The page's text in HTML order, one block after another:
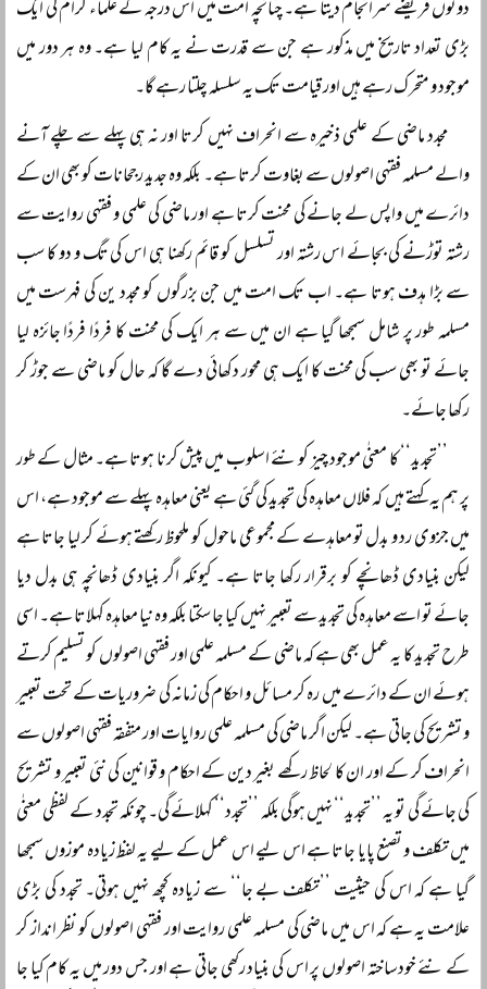
دونوں فریضے سرانجام دیتا ہے۔ چنانچہ امت میں اس درجہ کے علماء کرام کی ایک
بڑی تعداد تاریخ میں مذکور ہے جن سے قدرت نے یہ کام لیا ہے۔ وہ ہر دور میں
موجود و متحرک رہے ہیں اور قیامت تک یہ سلسلہ چلتا رہے گا۔
مجدد ماضی کے علمی ذخیرہ سے انحراف نہیں کرتا اور نہ ہی پہلے سے چلے آنے
والے مسلمہ فقہی اصولوں سے بغاوت کرتا ہے۔ بلکہ وہ جدید رجحانات کو بھی ان کے
دائرے میں واپس لے جانے کی محنت کرتا ہے اور ماضی کی علمی و فقہی روایت سے
رشتہ توڑنے کی بجائے اس رشتہ اور تسلسل کو قائم رکھنا ہی اس کی تگ و دو کا سب
سے بڑا ہدف ہوتا ہے۔ اب تک امت میں جن بزرگوں کو مجدد ین کی فہرست میں
مسلمہ طور پر شامل سمجھا گیا ہے ان میں سے ہر ایک کی محنت کا فردًا فردًا جائزہ لیا
جائے تو بھی سب کی محنت کا ایک ہی محور دکھائی دے گا کہ حال کو ماضی سے جوڑ کر
رکھا جائے۔
’’تجدید‘‘ کا معنٰی موجود چیز کو نئے اسلوب میں پیش کرنا ہوتا ہے۔ مثال کے طور
پر ہم یہ کہتے ہیں کہ فلاں معاہدہ کی تجدید کی گئی ہے یعنی معاہدہ پہلے سے موجود ہے، اس
میں جزوی رد و بدل تو معاہدے کے مجموعی ماحول کو ملحوظ رکھتے ہوئے کر لیا جاتا ہے
لیکن بنیادی ڈھانچے کو برقرار رکھا جاتا ہے۔ کیونکہ اگر بنیادی ڈھانچہ ہی بدل دیا
جائے تو اسے معاہدہ کی تجدید سے تعبیر نہیں کیا جا سکتا بلکہ وہ نیا معاہدہ کہلاتا ہے۔ اسی
طرح تجدید کا یہ عمل بھی ہے کہ ماضی کے مسلمہ علمی اور فقہی اصولوں کو تسلیم کرتے
ہوئے ان کے دائرے میں رہ کر مسائل و احکام کی زمانہ کی ضروریات کے تحت تعبیر
و تشریح کی جاتی ہے۔ لیکن اگر ماضی کی مسلمہ علمی روایات اور متفقہ فقہی اصولوں سے
انحراف کر کے اور ان کا لحاظ رکھے بغیر دین کے احکام و قوانین کی نئی تعبیر و تشریح
کی جائے گی تو یہ ’’تجدید‘‘ نہیں ہوگی بلکہ ’’تجدد‘‘ کہلائے گی۔ چونکہ تجدد کے لفظی معنٰی
میں تکلف و تصنع پایا جاتا ہے اس لیے اس عمل کے لیے یہ لفظ زیادہ موزوں سمجھا
گیا ہے کہ اس کی حیثیت ’’تکلف بے جا‘‘ سے زیادہ کچھ نہیں ہوتی۔ تجدد کی بڑی
علامت یہ ہے کہ اس میں ماضی کی مسلمہ علمی روایت اور فقہی اصولوں کو نظر انداز کر
کے نئے خودساختہ اصولوں پر اس کی بنیاد رکھی جاتی ہے اور جس دور میں یہ کام کیا جا